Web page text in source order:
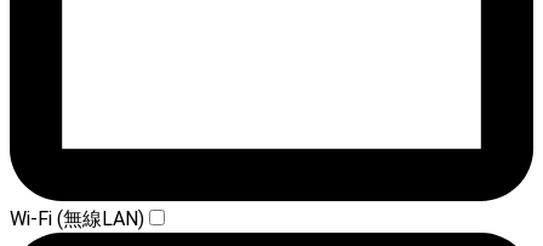
Wi-Fi (無線LAN)